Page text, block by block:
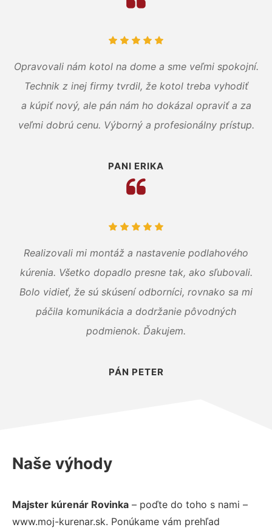
Opravovali nám kotol na dome a sme veľmi spokojní.
Technik z inej firmy tvrdil, že kotol treba vyhodiť
a kúpiť nový, ale pán nám ho dokázal opraviť a za
veľmi dobrú cenu. Výborný a profesionálny prístup.
PANI ERIKA
Realizovali mi montáž a nastavenie podlahového
kúrenia. Všetko dopadlo presne tak, ako sľubovali.
Bolo vidieť, že sú skúsení odborníci, rovnako sa mi
páčila komunikácia a dodržanie pôvodných
podmienok. Ďakujem.
PÁN PETER
Naše výhody
Majster kúrenár Rovinka – poďte do toho s nami –
www.moj-kurenar.sk. Ponúkame vám prehľad